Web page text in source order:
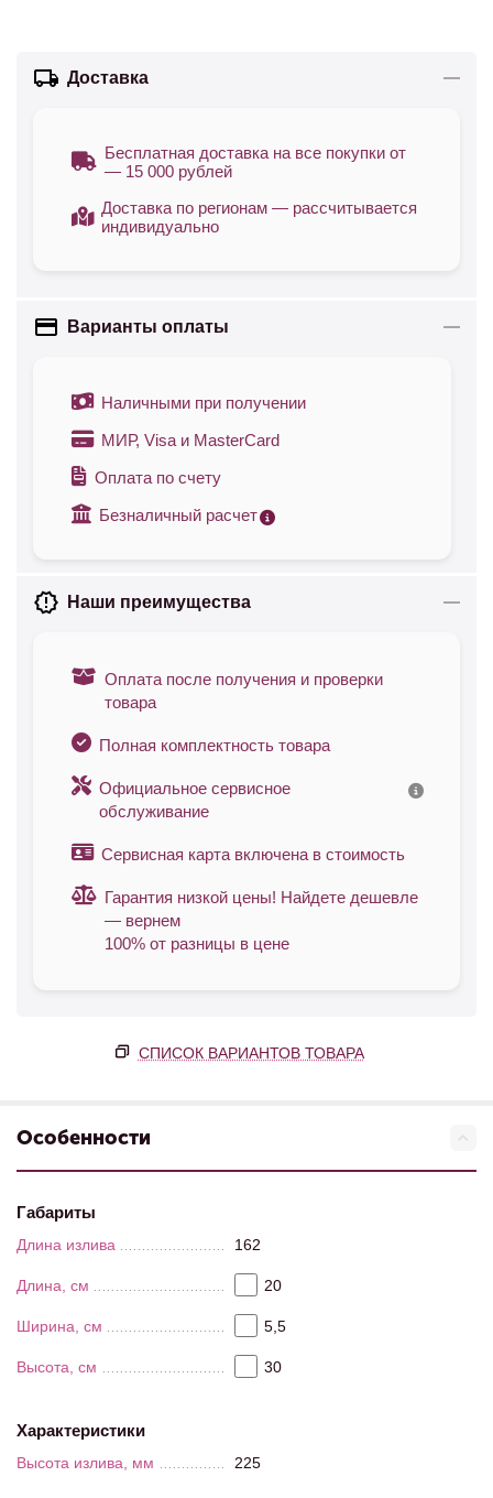
Доставка
Бесплатная доставка на все покупки от
— 15 000 рублей
Доставка по регионам — рассчитывается
индивидуально
Варианты оплаты
Наличными при получении
МИР, Visa и MasterCard
Оплата по счету
Безналичный расчет
Наши преимущества
Оплата после получения и проверки
товара
Полная комплектность товара
Официальное сервисное
обслуживание
Сервисная карта включена в стоимость
Гарантия низкой цены! Найдете дешевле
— вернем
100% от разницы в цене
СПИСОК ВАРИАНТОВ ТОВАРА
Особенности
Габариты
Длина излива 162
Длина, см 20
Ширина, см 5,5
Высота, см 30
Характеристики
Высота излива, мм 225